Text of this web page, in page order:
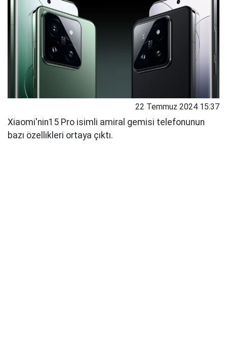
22 Temmuz 2024 15:37
Xiaomi'nin15 Pro isimli amiral gemisi telefonunun
bazı özellikleri ortaya çıktı.